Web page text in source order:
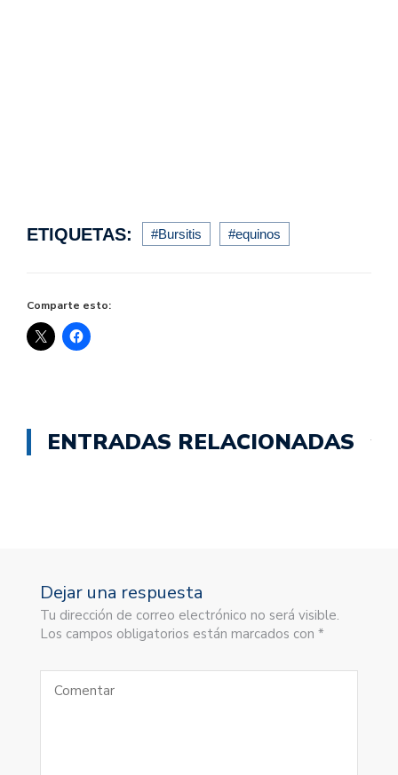
ETIQUETAS: #Bursitis #equinos
Comparte esto:
ENTRADAS RELACIONADAS
Dejar una respuesta
Tu dirección de correo electrónico no será visible.
Los campos obligatorios están marcados con *